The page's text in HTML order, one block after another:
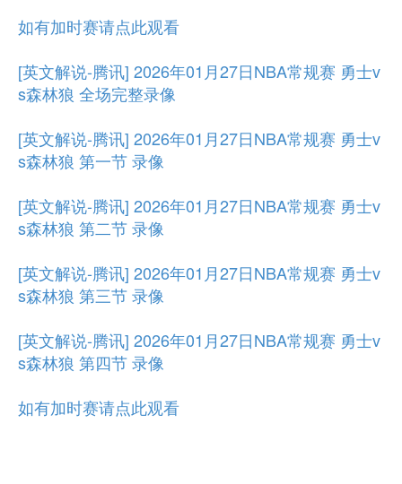
如有加时赛请点此观看
[英文解说-腾讯] 2026年01月27日NBA常规赛 勇士v
s森林狼 全场完整录像
[英文解说-腾讯] 2026年01月27日NBA常规赛 勇士v
s森林狼 第一节 录像
[英文解说-腾讯] 2026年01月27日NBA常规赛 勇士v
s森林狼 第二节 录像
[英文解说-腾讯] 2026年01月27日NBA常规赛 勇士v
s森林狼 第三节 录像
[英文解说-腾讯] 2026年01月27日NBA常规赛 勇士v
s森林狼 第四节 录像
如有加时赛请点此观看